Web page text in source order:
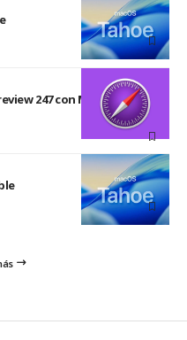
247 con MCP Server